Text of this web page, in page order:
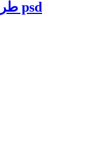
طرح استند بازگشایی مدارس psd